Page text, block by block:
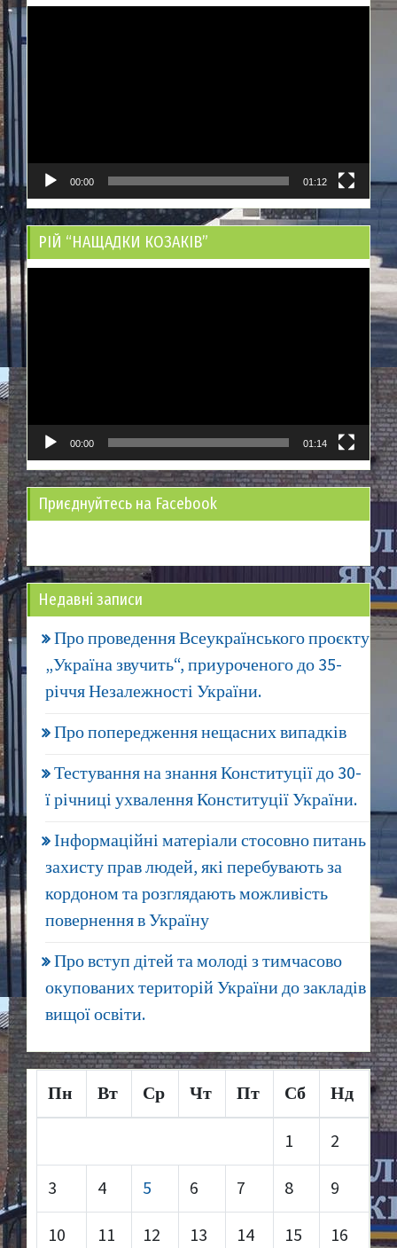
00:00 01:12
РІЙ “НАЩАДКИ КОЗАКІВ”
00:00 01:14
Приєднуйтесь на Facebook
Недавні записи
Про проведення Всеукраїнського проєкту
„Україна звучить“, приуроченого до 35-
річчя Незалежності України.
Про попередження нещасних випадків
Тестування на знання Конституції до 30-
ї річниці ухвалення Конституції України.
Інформаційні матеріали стосовно питань
захисту прав людей, які перебувають за
кордоном та розглядають можливість
повернення в Україну
Про вступ дітей та молоді з тимчасово
окупованих територій України до закладів
вищої освіти.
Пн Вт Ср Чт Пт Сб Нд
1 2
3 4 5 6 7 8 9
10 11 12 13 14 15 16